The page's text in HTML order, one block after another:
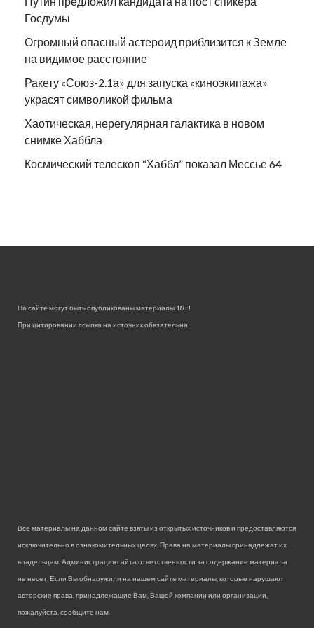
Госдумы
Огромный опасный астероид приблизится к Земле
на видимое расстояние
Ракету «Союз-2.1а» для запуска «киноэкипажа»
украсят символикой фильма
Хаотическая, нерегулярная галактика в новом
снимке Хаббла
Космический телескоп “Хаббл” показал Мессье 64
На сайте могут быть опубликованы материалы 18+!
При цитировании ссылка на источник обязательна.
Все материалы на данном сайте взяты из открытых источников и предоставляются
исключительно в ознакомительных целях. Права на материалы принадлежат их
владельцам. Администрация сайта ответственности за содержание материала
не несет. Если Вы обнаружили на нашем сайте материалы, которые нарушают
авторские права, принадлежащие Вам, Вашей компании или организации,
пожалуйста, сообщите нам.